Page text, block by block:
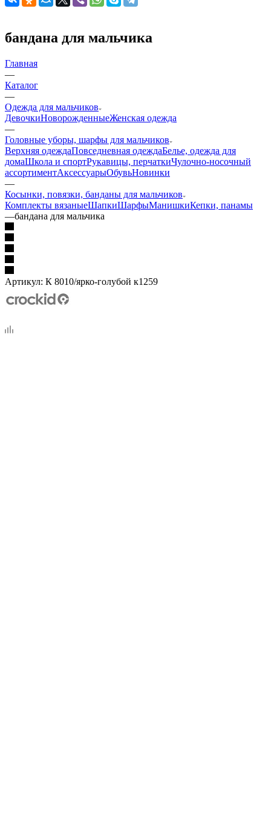
бандана для мальчика
Главная
—
Каталог
—
Одежда для мальчиков
ДевочкиНоворожденныеЖенская одежда
—
Головные уборы, шарфы для мальчиков
Верхняя одеждаПовседневная одеждаБелье, одежда для
домаШкола и спортРукавицы, перчаткиЧулочно-носочный
ассортиментАксессуарыОбувьНовинки
—
Косынки, повязки, банданы для мальчиков
Комплекты вязаныеШапкиШарфыМанишкиКепки, панамы
—бандана для мальчика
Артикул: К 8010/ярко-голубой к1259